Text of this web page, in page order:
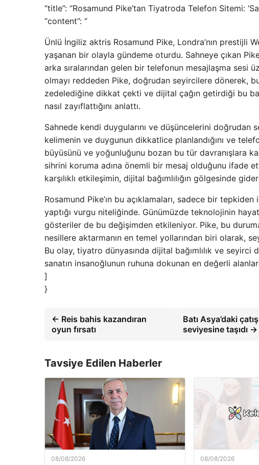
“title”: “Rosamund Pike’tan Tiyatroda Telefon Sitemi:
“content”: “
Ünlü İngiliz aktris Rosamund Pike, Londra’nın prestijli
yaşanan bir olayla gündeme oturdu. Sahneye çıkan
arka sıralarından gelen bir telefonun mesajlaşma
olmayı reddeden Pike, doğrudan seyircilere dönerek,
zedelediğine dikkat çekti ve dijital çağın getirdiği bu
nasıl zayıflattığını anlattı.
Sahnede kendi duygularını ve düşüncelerini
kelimenin ve duygunun dikkatlice planlandığını ve
büyüsünü ve yoğunluğunu bozan bu tür davranışlara
sihrini koruma adına önemli bir mesaj olduğunu ifade
karşılıklı etkileşimin, dijital bağımlılığın gölgesinde
Rosamund Pike’ın bu açıklamaları, sadece bir
yaptığı vurgu niteliğinde. Günümüzde teknolojinin
gösteriler de bu değişimden etkileniyor. Pike, bu
nesillere aktarmanın en temel yollarından biri olarak,
Bu olay, tiyatro dünyasında dijital bağımlılık ve seyirci
sanatın insanoğlunun ruhuna dokunan en değerli
]
}
← Reis bahis kazandıran
oyun fırsatı
Batı Asya’daki
seviyesine taşıdı →
Tavsiye Edilen Haberler
08/08/2026 08/08/2026